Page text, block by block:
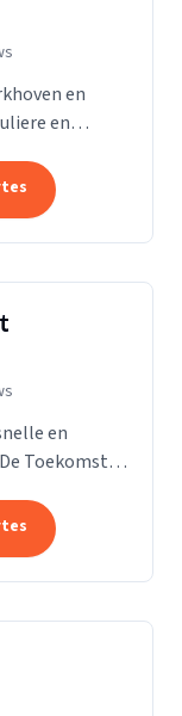
en
en
en
Toekomst
7! Want of